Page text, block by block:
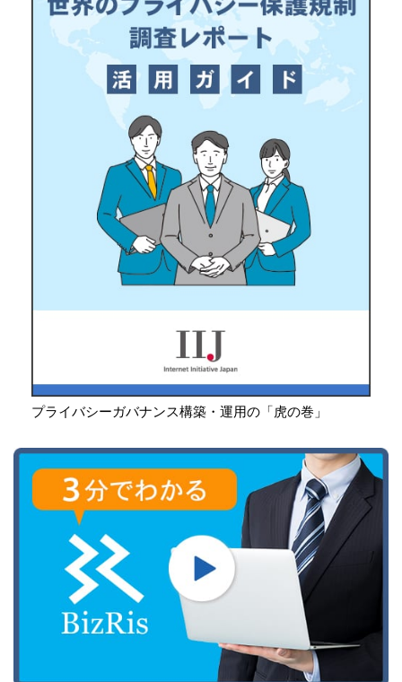
プライバシーガバナンス構築・運用の「虎の巻」